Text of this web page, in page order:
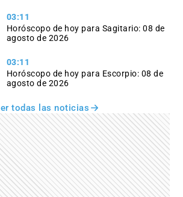
03:11
Horóscopo de hoy para Sagitario: 08 de
agosto de 2026
03:11
Horóscopo de hoy para Escorpio: 08 de
agosto de 2026
todas las noticias